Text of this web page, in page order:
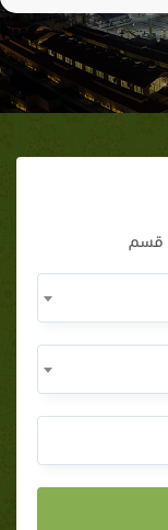
قسم